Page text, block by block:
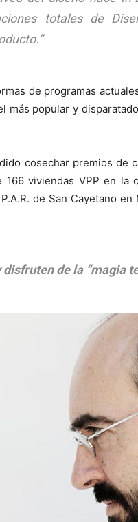
totales de
de programas
más popular y
cosechar premios de
viviendas VPP en la
de San Cayetano
disfruten de la “magia